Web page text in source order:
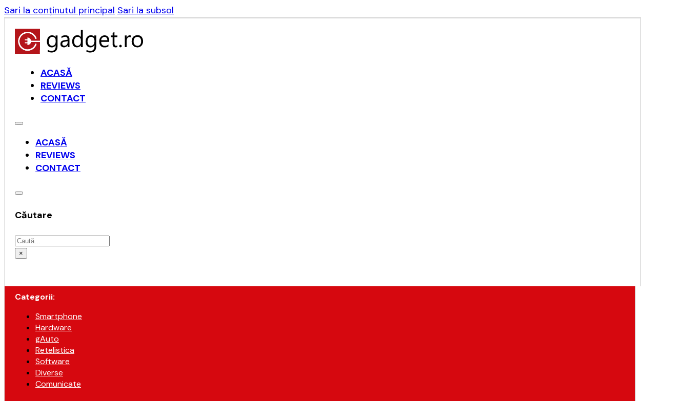
Sari la conținutul principal Sari la subsol
ACASĂ
REVIEWS
CONTACT
ACASĂ
REVIEWS
CONTACT
Căutare
Caută
×
Categorii:
Smartphone
Hardware
gAuto
Retelistica
Software
Diverse
Comunicate